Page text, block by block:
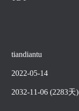
tiandiantu
2022-05-14
2032-11-06 (2283天)